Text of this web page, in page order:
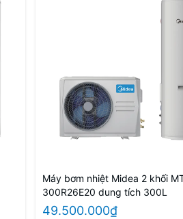
Máy bơm nhiệt Midea 2 khối
300R26E20 dung tích 300L
49.500.000₫